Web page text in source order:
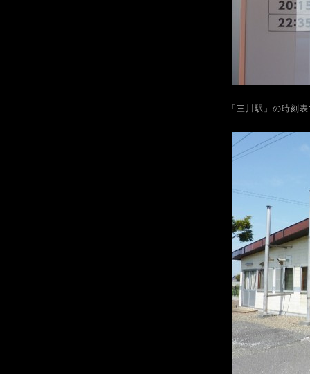
「三川駅」の時刻